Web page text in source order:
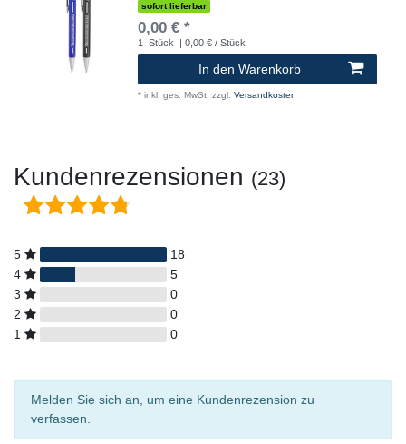
sofort lieferbar
0,00 € *
1 Stück | 0,00 € / Stück
In den Warenkorb
* inkl. ges. MwSt. zzgl. Versandkosten
Kundenrezensionen (23)
5
18
4
5
3
0
2
0
1
0
Melden Sie sich an, um eine Kundenrezension zu
verfassen.